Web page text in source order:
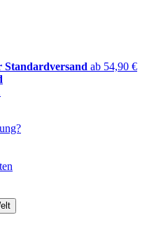
Standardversand ab 54,90 €